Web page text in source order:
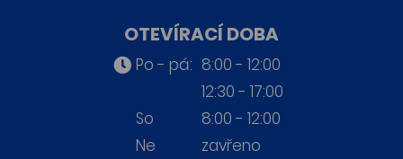
OTEVÍRACÍ DOBA
Po - pá: 8:00 - 12:00
12:30 - 17:00
So
8:00 - 12:00
Ne
zavřeno